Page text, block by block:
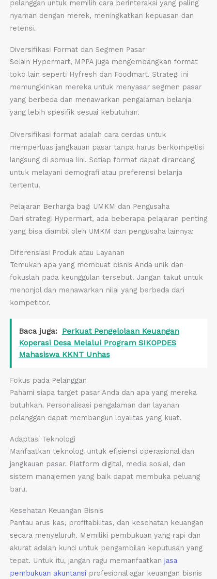
pelanggan untuk memilih cara berinteraksi yang paling
nyaman dengan merek, meningkatkan kepuasan dan
retensi.
Diversifikasi Format dan Segmen Pasar
Selain Hypermart, MPPA juga mengembangkan format
toko lain seperti Hyfresh dan Foodmart. Strategi ini
memungkinkan mereka untuk menyasar segmen pasar
yang berbeda dan menawarkan pengalaman belanja
yang lebih spesifik sesuai kebutuhan.
Diversifikasi format adalah cara cerdas untuk
memperluas jangkauan pasar tanpa harus berkompetisi
langsung di semua lini. Setiap format dapat dirancang
untuk melayani demografi atau preferensi belanja
tertentu.
Pelajaran Berharga bagi UMKM dan Pengusaha
Dari strategi Hypermart, ada beberapa pelajaran penting
yang bisa diambil oleh UMKM dan pengusaha lainnya:
Diferensiasi Produk atau Layanan
Temukan apa yang membuat bisnis Anda unik dan
fokuslah pada keunggulan tersebut. Jangan takut untuk
menonjol dan menawarkan nilai yang berbeda dari
kompetitor.
Baca juga:
Perkuat Pengelolaan Keuangan
Koperasi Desa Melalui Program SIKOPDES
Mahasiswa KKNT Unhas
Fokus pada Pelanggan
Pahami siapa target pasar Anda dan apa yang mereka
butuhkan. Personalisasi pengalaman dan layanan
pelanggan dapat membangun loyalitas yang kuat.
Adaptasi Teknologi
Manfaatkan teknologi untuk efisiensi operasional dan
jangkauan pasar. Platform digital, media sosial, dan
sistem manajemen yang baik dapat membuka peluang
baru.
Kesehatan Keuangan Bisnis
Pantau arus kas, profitabilitas, dan kesehatan keuangan
secara menyeluruh. Memiliki pembukuan yang rapi dan
akurat adalah kunci untuk pengambilan keputusan yang
tepat. Untuk itu, jangan ragu memanfaatkan jasa
pembukuan akuntansi profesional agar keuangan bisnis